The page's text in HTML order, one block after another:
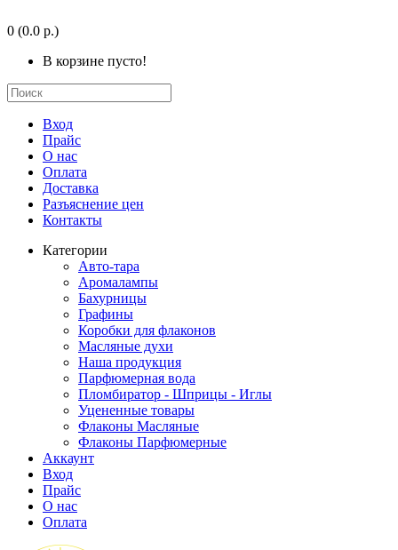
0 (0.0 р.)
В корзине пусто!
Вход
Прайс
О нас
Оплата
Доставка
Разъяснение цен
Контакты
Категории
Авто-тара
Аромалампы
Бахурницы
Графины
Коробки для флаконов
Масляные духи
Наша продукция
Парфюмерная вода
Пломбиратор - Шприцы - Иглы
Уцененные товары
Флаконы Масляные
Флаконы Парфюмерные
Аккаунт
Вход
Прайс
О нас
Оплата